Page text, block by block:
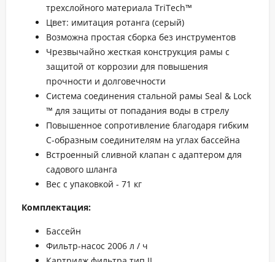
трехслойного материала TriTech™
Цвет: имитация ротанга (серый)
Возможна простая сборка без инструментов
Чрезвычайно жесткая конструкция рамы с
защитой от коррозии для повышения
прочности и долговечности
Система соединения стальной рамы Seal & Lock
™ для защиты от попадания воды в стрелу
Повышенное сопротивление благодаря гибким
С-образным соединителям на углах бассейна
Встроенный сливной клапан с адаптером для
садового шланга
Вес с упаковкой - 71 кг
Комплектация:
Бассейн
Фильтр-насос 2006 л / ч